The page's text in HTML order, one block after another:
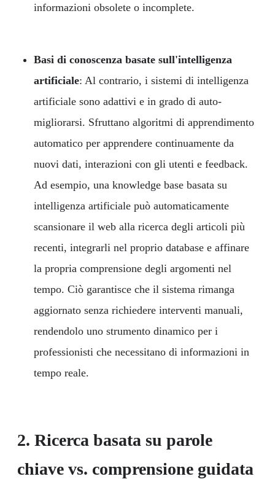
informazioni obsolete o incomplete.
Basi di conoscenza basate sull'intelligenza
artificiale: Al contrario, i sistemi di intelligenza
artificiale sono adattivi e in grado di auto-
migliorarsi. Sfruttano algoritmi di apprendimento
automatico per apprendere continuamente da
nuovi dati, interazioni con gli utenti e feedback.
Ad esempio, una knowledge base basata su
intelligenza artificiale può automaticamente
scansionare il web alla ricerca degli articoli più
recenti, integrarli nel proprio database e affinare
la propria comprensione degli argomenti nel
tempo. Ciò garantisce che il sistema rimanga
aggiornato senza richiedere interventi manuali,
rendendolo uno strumento dinamico per i
professionisti che necessitano di informazioni in
tempo reale.
2. Ricerca basata su parole
chiave vs. comprensione guidata